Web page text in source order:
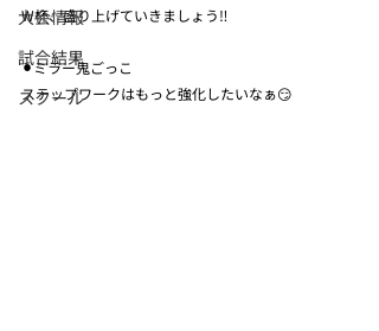
大会情報
試合結果
スクール
W杯、盛り上げていきましょう‼️
⚫︎ミラー鬼ごっこ
ステップワークはもっと強化したいなぁ😏